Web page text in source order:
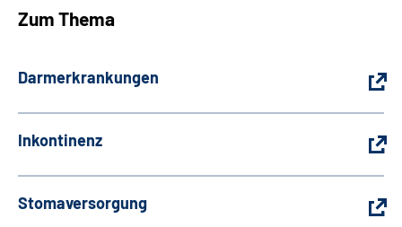
Zum Thema
Darmerkrankungen
Inkontinenz
Stomaversorgung